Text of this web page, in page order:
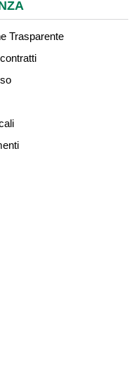
Trasparente